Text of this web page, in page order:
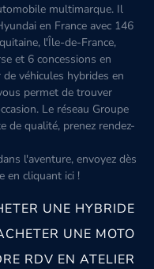
multimarque. Il
en France avec 146
l'Île-de-France,
et 6 concessions en
véhicules hybrides en
permet de trouver
Le réseau Groupe
de qualité, prenez rendez-
l'aventure, envoyez dès
en cliquant ici !
UNE HYBRIDE
UNE MOTO
RDV EN ATELIER